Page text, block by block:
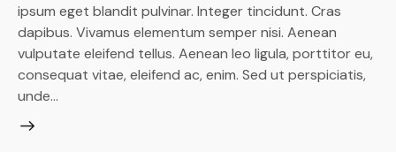
ipsum eget blandit pulvinar. Integer tincidunt. Cras
dapibus. Vivamus elementum semper nisi. Aenean
vulputate eleifend tellus. Aenean leo ligula, porttitor eu,
consequat vitae, eleifend ac, enim. Sed ut perspiciatis,
unde…